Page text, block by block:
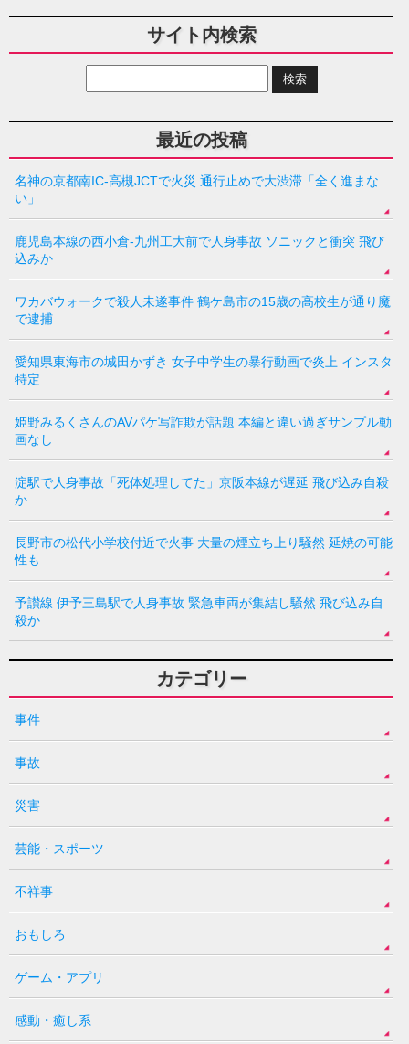
サイト内検索
最近の投稿
名神の京都南IC-高槻JCTで火災 通行止めで大渋滞「全く進まな
い」
鹿児島本線の西小倉-九州工大前で人身事故 ソニックと衝突 飛び
込みか
ワカバウォークで殺人未遂事件 鶴ケ島市の15歳の高校生が通り魔
で逮捕
愛知県東海市の城田かずき 女子中学生の暴行動画で炎上 インスタ
特定
姫野みるくさんのAVパケ写詐欺が話題 本編と違い過ぎサンプル動
画なし
淀駅で人身事故「死体処理してた」京阪本線が遅延 飛び込み自殺
か
長野市の松代小学校付近で火事 大量の煙立ち上り騒然 延焼の可能
性も
予讃線 伊予三島駅で人身事故 緊急車両が集結し騒然 飛び込み自
殺か
カテゴリー
事件
事故
災害
芸能・スポーツ
不祥事
おもしろ
ゲーム・アプリ
感動・癒し系